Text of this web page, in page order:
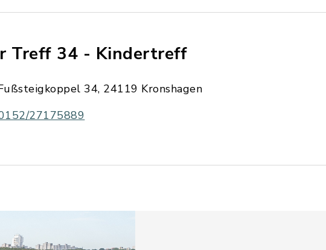
Treff 34 - Kindertreff
34, 24119 Kronshagen
27175889